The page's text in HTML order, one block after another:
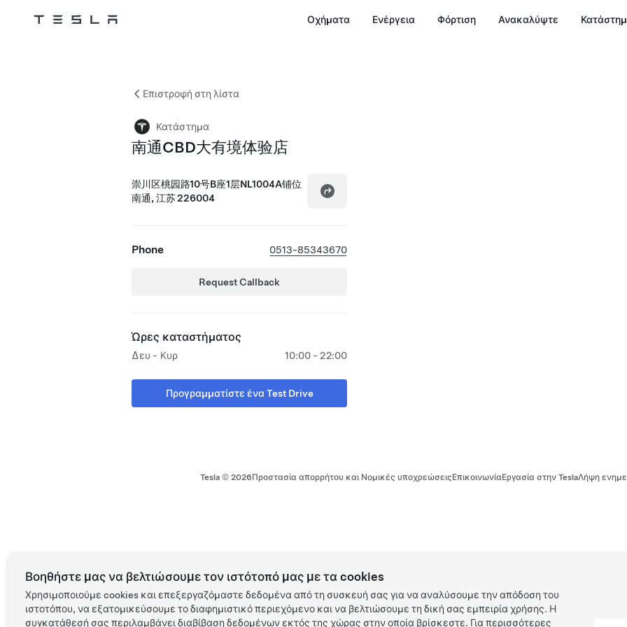
Tesla Οχήματα Ενέργεια Φόρτιση Ανακαλύψτε
Επιστροφή στη λίστα
Κατάστημα
南通CBD大有境体验店
崇川区桃园路10号B座1层NL1004A铺位
南通, 江苏 226004
Phone 0513-85343670
Request Callback
Ώρες καταστήματος
Δευ - Κυρ 10:00 - 22:00
Προγραμματίστε ένα Test Drive
Tesla © 2026Προστασία απορρήτου και Νομικές υποχρεώσειςΕπικοινωνίαΕργασία στην TeslaΛήψη
Βοηθήστε μας να βελτιώσουμε τον ιστότοπό μας με τα cookies
Χρησιμοποιούμε cookies και επεξεργαζόμαστε δεδομένα από τη συσκευή σας για να αναλύσουμε την απόδοση του
ιστοτόπου, να εξατομικεύσουμε το διαφημιστικό περιεχόμενο και να βελτιώσουμε τη δική σας εμπειρία χρήσης. Η
συγκατάθεσή σας περιλαμβάνει διαβίβαση δεδομένων εκτός της χώρας στην οποία βρίσκεστε. Για περισσότερες